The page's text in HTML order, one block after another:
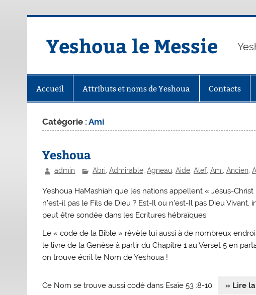
Yeshoua le Messie
Accueil Attributs et noms de Yeshoua Contacts
Catégorie :Ami
Yeshoua
admin Abri, Admirable, Agneau, Aide, Alef, Ami, Ancien,
Yeshoua HaMashiah que les nations appellent « Jésus-Christ
n’est-il pas le Fils de Dieu ? Est-Il ou n’est-Il pas Dieu
peut être sondée dans les Ecritures hébraïques.
Le « code de la Bible » révèle lui aussi à de nombreux
le livre de la Genèse à partir du Chapitre 1 au Verset 5 en
on trouve écrit le Nom de Yeshoua !
Ce Nom se trouve aussi codé dans Esaïe 53 :8-10 : » Lire